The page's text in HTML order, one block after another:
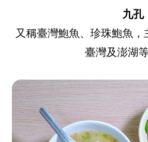
九孔
又稱臺灣鮑魚、珍珠鮑魚
臺灣及澎湖等